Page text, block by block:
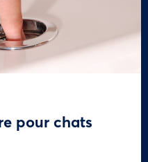
pour chats